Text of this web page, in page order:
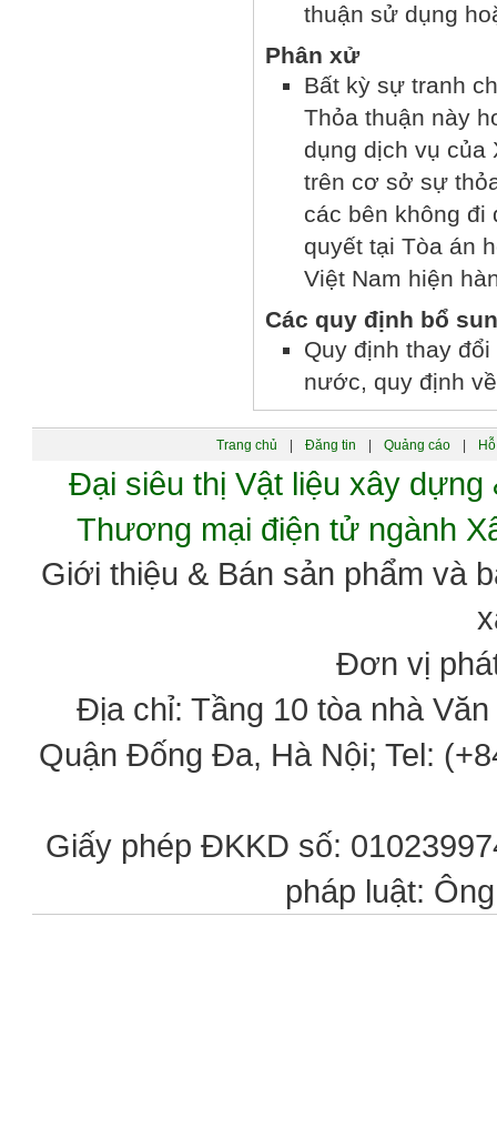
thuận sử dụng
Phân xử
Bất kỳ sự tranh
Thỏa thuận này
dụng dịch vụ của
trên cơ sở sự
các bên không đi
quyết tại Tòa án
Việt Nam hiện
Các quy định bổ
Quy định thay
nước, quy định
Trang chủ Đăng tin Quảng cáo
Đại siêu thị Vật liệu xây
Thương mại điện tử ngành
Giới thiệu & Bán sản phẩm và
Đơn vị
Địa chỉ: Tầng 10 tòa nhà
Quận Đống Đa, Hà Nội; Tel:
Giấy phép ĐKKD số:
pháp luật: